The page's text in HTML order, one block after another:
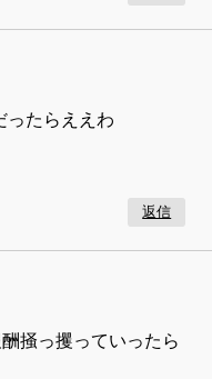
ったらええわ
返信
掻っ攫っていったら